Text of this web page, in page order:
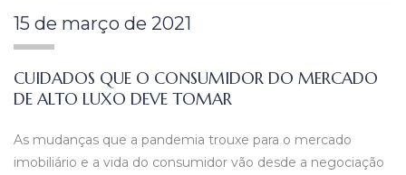
15 de março de 2021
CUIDADOS QUE O CONSUMIDOR DO MERCADO
DE ALTO LUXO DEVE TOMAR
As mudanças que a pandemia trouxe para o mercado
imobiliário e a vida do consumidor vão desde a negociação